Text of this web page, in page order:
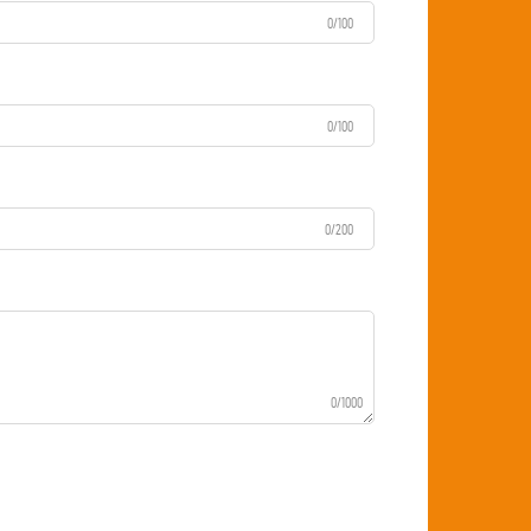
0/100
0/100
0/200
0/1000